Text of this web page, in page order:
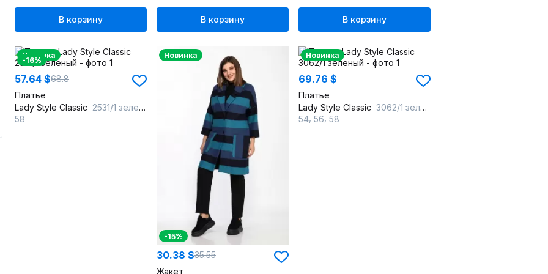
В корзину В корзину В корзину
Новинка
-16%
57.64 $68.8
Платье
Lady Style Classic 2531/1 зеленый
58
Новинка
-15%
30.38 $35.55
Жакет
Новинка
69.76 $
Платье
Lady Style Classic 3062/1 зеленый
54 56 58